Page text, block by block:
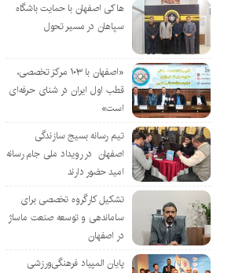
هاکی اصفهان با حمایت باشگاه
سپاهان در مسیر تحول
«اصفهان با ۱۰۳ مرکز تخصصی،
قطب اول ایران در شنای حرفه‌ای
است»
تیم رسانه بسیج سازندگی
اصفهان در رویداد ملی جام رسانه
امید حضور دارند
تشکیل کارگروه تخصصی برای
ساماندهی و توسعه صنعت ماساژ
در اصفهان
پایان المپیاد فرهنگی‌ورزشی